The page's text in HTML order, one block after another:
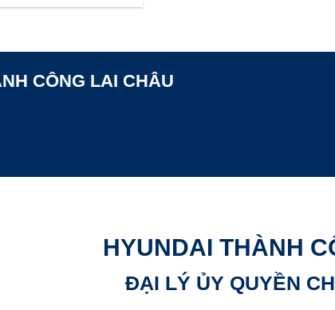
CÔNG LAI CHÂU
HYUNDAI THÀNH
ĐẠI LÝ ỦY QUYỀN